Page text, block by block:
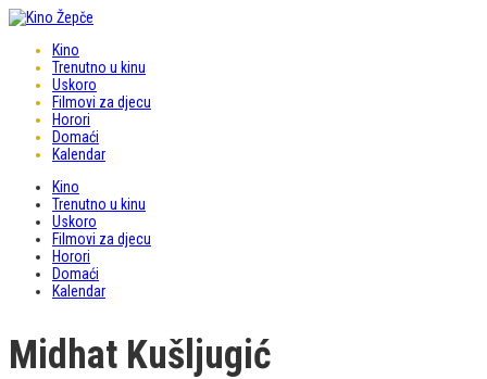
Kino
Trenutno u kinu
Uskoro
Filmovi za djecu
Horori
Domaći
Kalendar
Kino
Trenutno u kinu
Uskoro
Filmovi za djecu
Horori
Domaći
Kalendar
Midhat Kušljugić